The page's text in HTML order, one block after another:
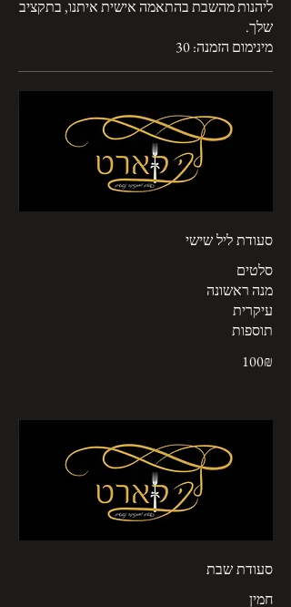
ליהנות מהשבת בהתאמה אישית איתנו, בתקציב
מינימום הזמנה: 30
סעודת ליל שישי
תוספות
‏100 ‏₪
סעודת שבת